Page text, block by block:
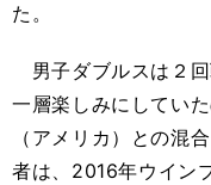
た。
男子ダブルスは２
一層楽しみにしてい
（アメリカ）との混
者は、2016年ウイン